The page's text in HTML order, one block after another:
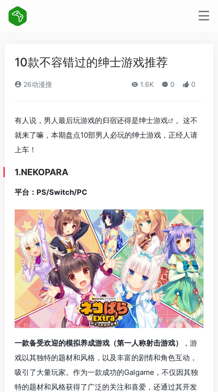
10款不容错过的绅士游戏推荐
26动漫搜 1.6K 0 0
有人说，男人最后玩游戏的归宿还得是绅士游戏
。这不
就来了嘛，本期盘点10部男人必玩的绅士游戏，正经人请
上车！
1.NEKOPARA
平台：PS/Switch/PC
一款备受欢迎的模拟养成游戏（第一人称射击游戏）
，游
戏以其独特的题材和风格，以及丰富的剧情和角色互动，
吸引了大量玩家。作为一款成功的Galgame，不仅因其独
特的题材和风格获得了广泛的关注和喜爱，还通过其开发